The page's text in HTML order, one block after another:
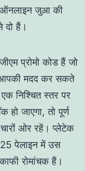
जुआ की
दो हैं।
प्रोमो कोड हैं जो
मदद कर सकते
निश्चित स्तर पर
जाएगा, तो पूर्ण
ओर रहें। प्लेटेक
25 पेलाइन में उस
रोमांचक हैं।